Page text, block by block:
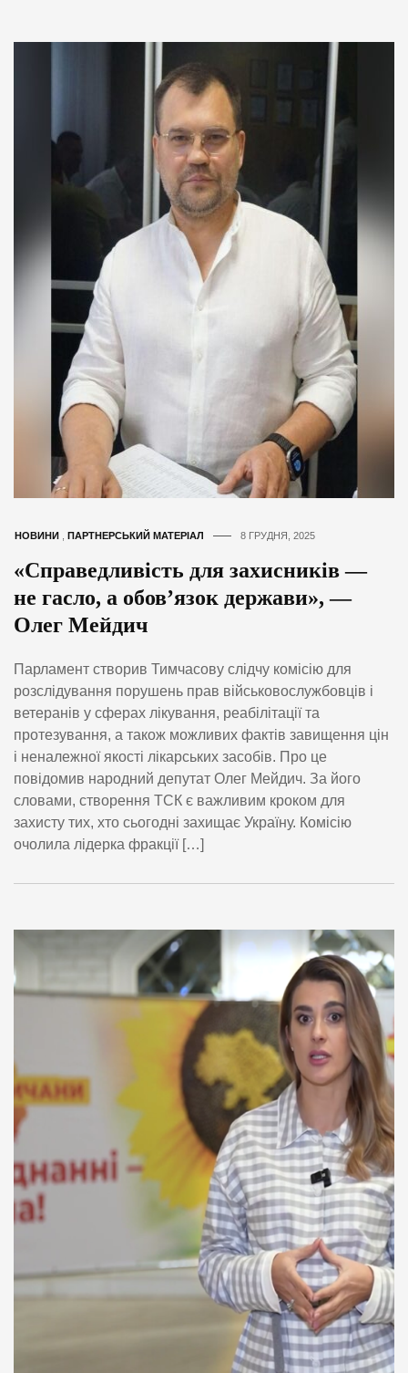
НОВИНИ ПАРТНЕРСЬКИЙ МАТЕРІАЛ 8 ГРУДНЯ, 2025
«Справедливість для захисників —
не гасло, а обов’язок держави», —
Олег Мейдич
Парламент створив Тимчасову слідчу комісію для
розслідування порушень прав військовослужбовців і
ветеранів у сферах лікування, реабілітації та
протезування, а також можливих фактів завищення цін
і неналежної якості лікарських засобів. Про це
повідомив народний депутат Олег Мейдич. За його
словами, створення ТСК є важливим кроком для
захисту тих, хто сьогодні захищає Україну. Комісію
очолила лідерка фракції […]